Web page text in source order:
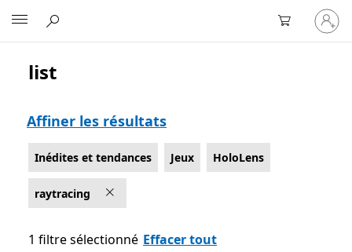
vous
à
Liste Microsoft.com
list
Affiner les résultats
Inédites et tendances Jeux HoloLens
raytracing
1 filtre sélectionné Effacer tout